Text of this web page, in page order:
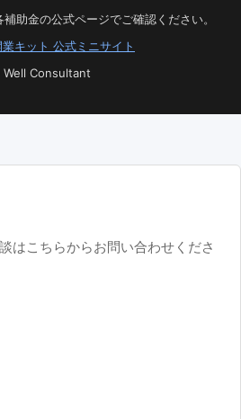
助金の公式ページでご確認ください。
キット 公式ミニサイト
Consultant
はこちらからお問い合わせくださ